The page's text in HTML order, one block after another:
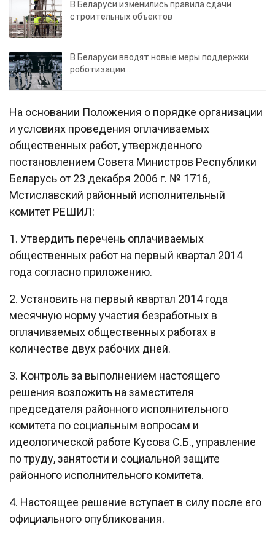
В Беларуси изменились правила сдачи
строительных объектов
В Беларуси вводят новые меры поддержки
роботизации…
На основании Положения о порядке организации
и условиях проведения оплачиваемых
общественных работ, утвержденного
постановлением Совета Министров Республики
Беларусь от 23 декабря 2006 г. № 1716,
Мстиславский районный исполнительный
комитет РЕШИЛ:
1. Утвердить перечень оплачиваемых
общественных работ на первый квартал 2014
года согласно приложению.
2. Установить на первый квартал 2014 года
месячную норму участия безработных в
оплачиваемых общественных работах в
количестве двух рабочих дней.
3. Контроль за выполнением настоящего
решения возложить на заместителя
председателя районного исполнительного
комитета по социальным вопросам и
идеологической работе Кусова С.Б., управление
по труду, занятости и социальной защите
районного исполнительного комитета.
4. Настоящее решение вступает в силу после его
официального опубликования.